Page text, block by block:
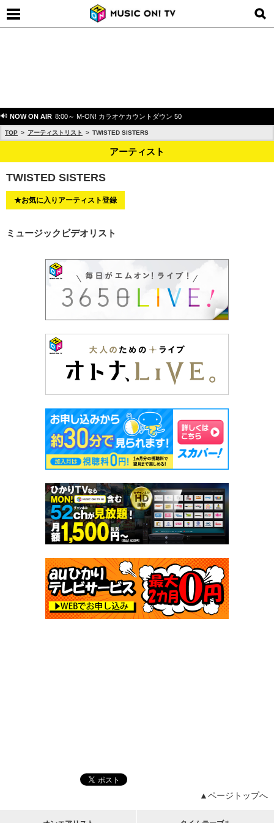
NOW ON AIR 8:00～ M-ON! カラオケカウントダウン 50
TOP アーティストリスト TWISTED SISTERS
アーティスト
TWISTED SISTERS
★お気に入りアーティスト登録
ミュージックビデオリスト
▲ページトップへ